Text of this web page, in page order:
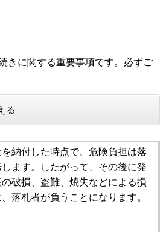
きに関する重要事項です。必ずご
る
納付した時点で、危険負担は落
ます。したがって、その後に発
破損、盗難、焼失などによる損
落札者が負うことになります。